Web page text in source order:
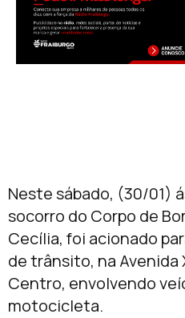
Neste sábado, (30/01)
socorro do Corpo de
Cecília, foi acionado
de trânsito, na Avenida
Centro, envolvendo
motocicleta.